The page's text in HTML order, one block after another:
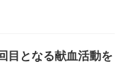
目となる献血活動を